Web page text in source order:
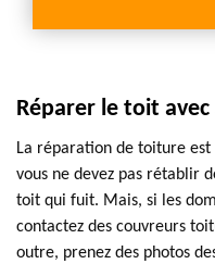
Réparer le toit
La réparation de toiture
vous ne devez pas rétablir
toit qui fuit. Mais, si les
contactez des couvreurs
outre, prenez des photos